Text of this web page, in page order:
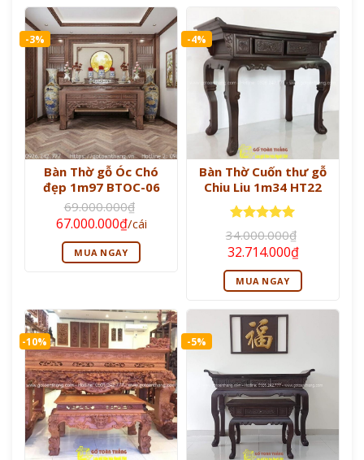
-3%
Bàn Thờ gỗ Óc Chó
đẹp 1m97 BTOC-06
69.000.000₫
Giá
gốc
là:
69.000.000₫.
67.000.000₫Giá
hiện
tại
là:
67.000.000₫.
/cái
MUA NGAY
-4%
Bàn Thờ Cuốn thư gỗ
Chiu Liu 1m34 HT22
Được xếp
hạng55
sao
34.000.000₫
Giá
gốc
là:
34.000.000₫.
32.714.000₫Giá
hiện
tại
là:
MUA NGAY
-10% -5%